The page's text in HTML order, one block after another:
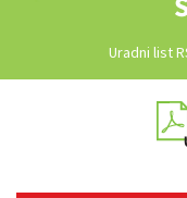
Uradni list